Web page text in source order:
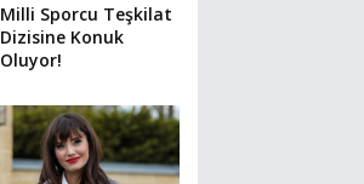
Milli Sporcu Teşkilat
Dizisine Konuk
Oluyor!